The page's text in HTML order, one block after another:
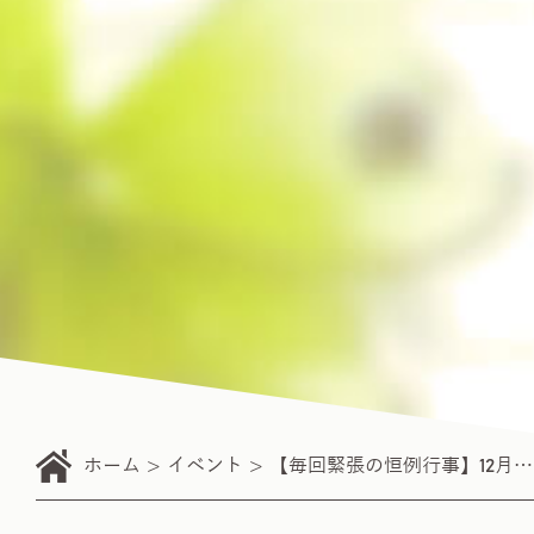
ホーム イベント 【毎回緊張の恒例行事】12月度拳武館昇級審査